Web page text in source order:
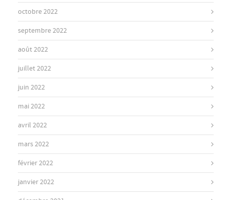
octobre 2022
septembre 2022
août 2022
juillet 2022
juin 2022
mai 2022
avril 2022
mars 2022
février 2022
janvier 2022